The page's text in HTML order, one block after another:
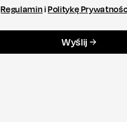
RegulaminiPolitykę
Wyślij